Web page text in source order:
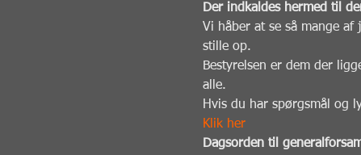
Der indkaldes hermed til
Vi håber at se så mange
stille op.
Bestyrelsen er dem der
alle.
Hvis du har spørgsmål og
Klik her
Dagsorden til